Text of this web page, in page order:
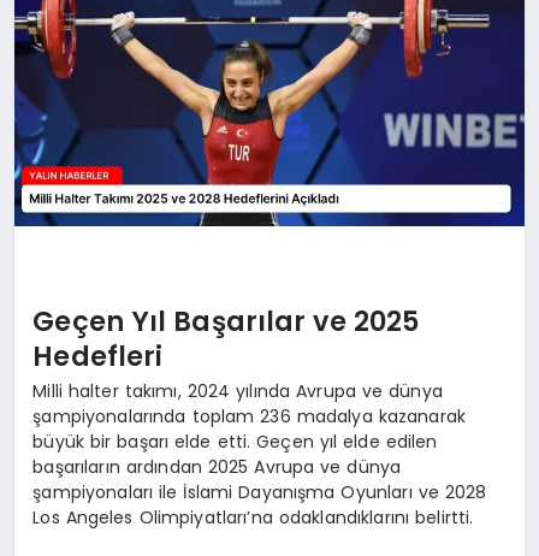
MAGAZİN
SAĞLIK
Geçen Yıl Başarılar ve 2025
Hedefleri
Milli halter takımı, 2024 yılında Avrupa ve dünya
şampiyonalarında toplam 236 madalya kazanarak
büyük bir başarı elde etti. Geçen yıl elde edilen
başarıların ardından 2025 Avrupa ve dünya
şampiyonaları ile İslami Dayanışma Oyunları ve 2028
Los Angeles Olimpiyatları’na odaklandıklarını belirtti.